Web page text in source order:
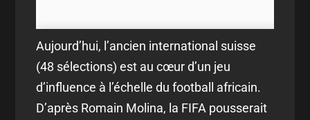
Aujourd’hui, l’ancien international suisse
(48 sélections) est au cœur d’un jeu
d’influence à l’échelle du football africain.
D’après Romain Molina, la FIFA pousserait